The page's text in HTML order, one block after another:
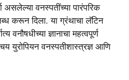
असलेल्या वनस्पतींच्या पारंपरिक
करून दिला. या ग्रंथाचा लॅटिन
वनौषधीच्या ज्ञानाचा महत्वपूर्ण
युरोपियन वनस्पतीशास्त्रज्ञ आणि